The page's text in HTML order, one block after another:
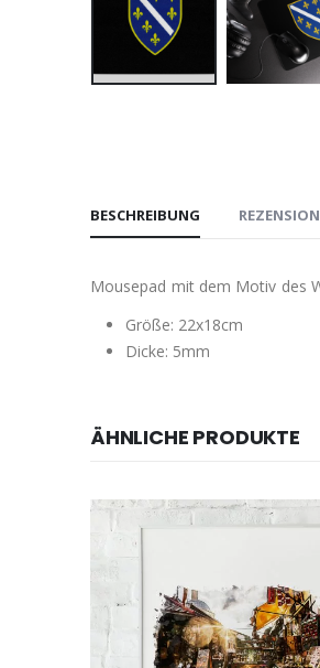
BESCHREIBUNG
Mousepad mit dem Motiv des
Größe: 22x18cm
Dicke: 5mm
ÄHNLICHE PRODUKTE